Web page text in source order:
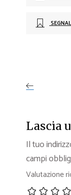
Lascia
Il tuo
campi
Valutazione